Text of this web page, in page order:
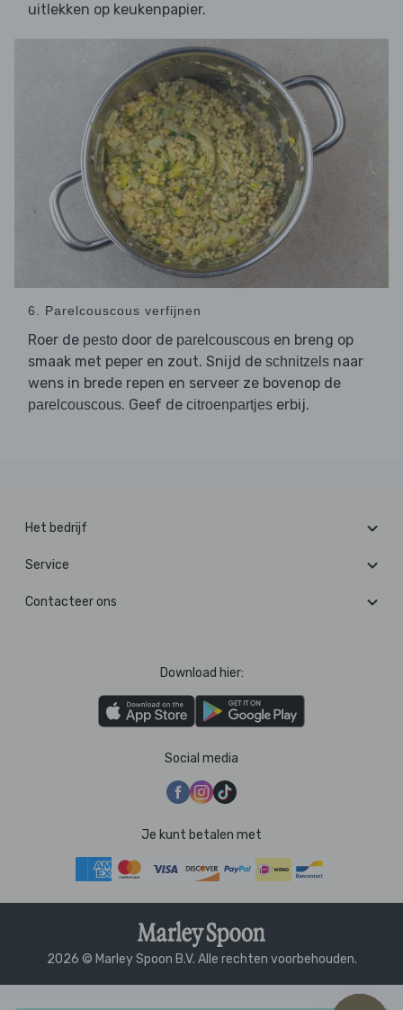
uitlekken op keukenpapier.
6. Parelcouscous verfijnen
Roer de pesto door de parelcouscous en breng op
smaak met peper en zout. Snijd de schnitzels naar
wens in brede repen en serveer ze bovenop de
parelcouscous. Geef de citroenpartjes erbij.
Het bedrijf
Service
Contacteer ons
Download hier:
Social media
Je kunt betalen met
2026 © Marley Spoon B.V. Alle rechten voorbehouden.